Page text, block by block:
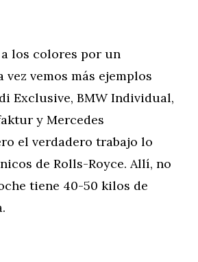
los colores por un
vez vemos más ejemplos
Exclusive, BMW Individual,
y Mercedes
el verdadero trabajo lo
de Rolls-Royce. Allí, no
tiene 40-50 kilos de